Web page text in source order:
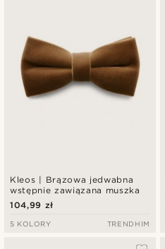
Kleos | Brązowa jedwabna
wstępnie zawiązana muszka
104,99 zł
5 KOLORY TRENDHIM